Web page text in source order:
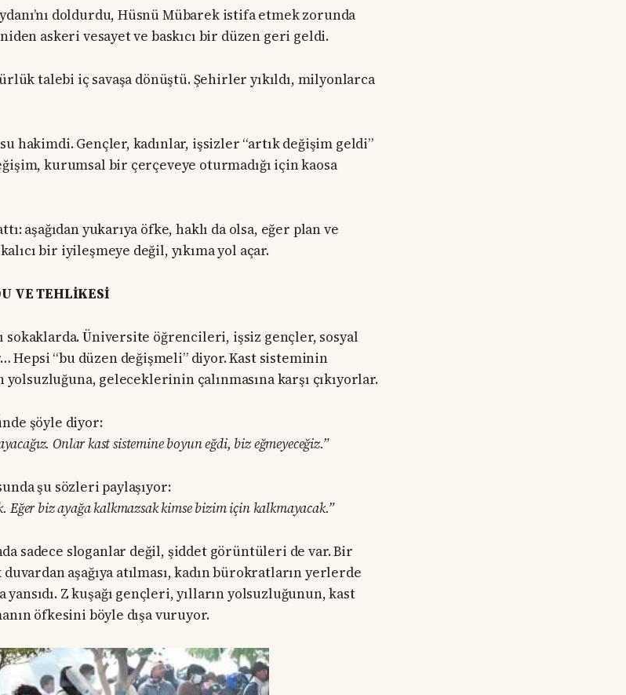
doldurdu, Hüsnü Mübarek istifa etmek zorunda
askeri vesayet ve baskıcı bir düzen geri geldi.
talebi iç savaşa dönüştü. Şehirler yıkıldı, milyonlarca
hakimdi. Gençler, kadınlar, işsizler “artık değişim geldi”
kurumsal bir çerçeveye oturmadığı için kaosa
aşağıdan yukarıya öfke, haklı da olsa, eğer plan ve
bir iyileşmeye değil, yıkıma yol açar.
VE TEHLİKESİ
sokaklarda. Üniversite öğrencileri, işsiz gençler, sosyal
Hepsi “bu düzen değişmeli” diyor. Kast sisteminin
geleceklerinin çalınmasına karşı çıkıyorlar.
şöyle diyor:
Onlar kast sistemine boyun eğdi, biz eğmeyeceğiz.”
şu sözleri paylaşıyor:
Eğer biz ayağa kalkmazsak kimse bizim için kalkmayacak.”
sadece sloganlar değil, şiddet görüntüleri de var. Bir
aşağıya atılması, kadın bürokratların yerlerde
Z kuşağı gençleri, yılların yolsuzluğunun, kast
öfkesini böyle dışa vuruyor.